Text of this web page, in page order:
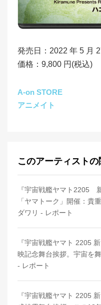
発売日：2022 年 5 月
価格：9,800 円(税込)
A-on STORE
アニメイト
このアーティスト
『宇宙戦艦ヤマト2205
「ヤマトーク」開催：貴
ダワリ - レポート
『宇宙戦艦ヤマト 2205
映記念舞台挨拶。宇宙を
- レポート
『宇宙戦艦ヤマト 2205